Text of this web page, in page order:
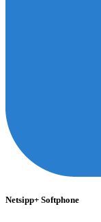
Netsipp+ Softphone